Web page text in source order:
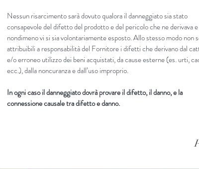
Nessun risarcimento sarà dovuto qualora il danneggiato sia stato
consapevole del difetto del prodotto e del pericolo che ne derivava e
nondimeno vi si sia volontariamente esposto. Allo stesso modo non
attribuibili a responsabilità del Fornitore i difetti che derivano dal
e/o erroneo utilizzo dei beni acquistati, da cause esterne (es. urti,
ecc.), dalla noncuranza e dall’uso improprio.
In ogni caso il danneggiato dovrà provare il difetto, il danno, e la
connessione causale tra difetto e danno.